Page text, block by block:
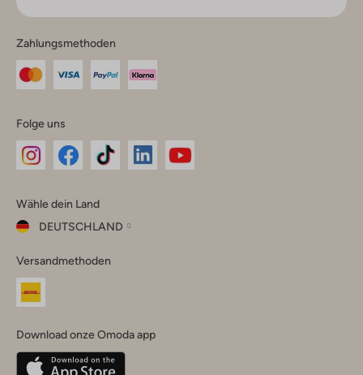
Zahlungsmethoden
Folge uns
Instagram
Facebook
TikTok
Wähle dein Land
DEUTSCHLAND
dein
Land
Belgique(Français)
Versandmethoden
Download onze Omoda app